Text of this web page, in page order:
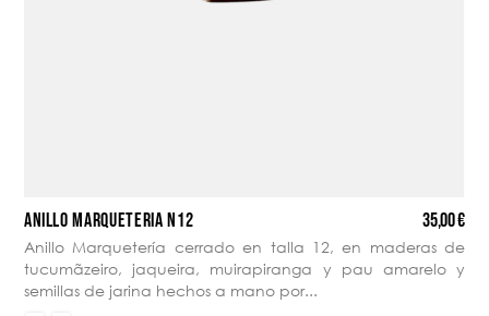
ANILLO MARQUETERÍA N12 35,00 €
Anillo Marquetería cerrado en talla 12, en maderas de
tucumãzeiro, jaqueira, muirapiranga y pau amarelo y
semillas de jarina hechos a mano por...